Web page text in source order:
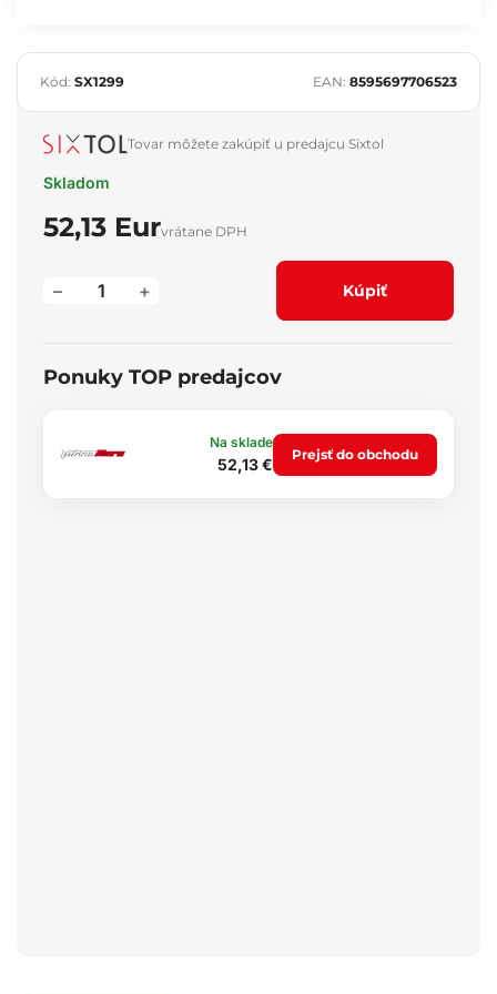
Kód: SX1299 EAN: 8595697706523
Tovar môžete zakúpiť u predajcu Sixtol
Skladom
52,13 Eurvrátane DPH
+
– Kúpiť
Ponuky TOP predajcov
Na sklade
52,13 €
Prejsť do obchodu